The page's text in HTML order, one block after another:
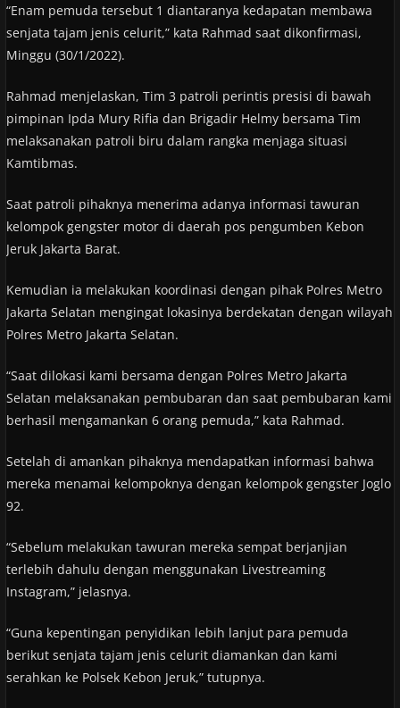
“Enam pemuda tersebut 1 diantaranya kedapatan membawa
senjata tajam jenis celurit,” kata Rahmad saat dikonfirmasi,
Minggu (30/1/2022).
Rahmad menjelaskan, Tim 3 patroli perintis presisi di bawah
pimpinan Ipda Mury Rifia dan Brigadir Helmy bersama Tim
melaksanakan patroli biru dalam rangka menjaga situasi
Kamtibmas.
Saat patroli pihaknya menerima adanya informasi tawuran
kelompok gengster motor di daerah pos pengumben Kebon
Jeruk Jakarta Barat.
Kemudian ia melakukan koordinasi dengan pihak Polres Metro
Jakarta Selatan mengingat lokasinya berdekatan dengan wilayah
Polres Metro Jakarta Selatan.
“Saat dilokasi kami bersama dengan Polres Metro Jakarta
Selatan melaksanakan pembubaran dan saat pembubaran kami
berhasil mengamankan 6 orang pemuda,” kata Rahmad.
Setelah di amankan pihaknya mendapatkan informasi bahwa
mereka menamai kelompoknya dengan kelompok gengster Joglo
92.
“Sebelum melakukan tawuran mereka sempat berjanjian
terlebih dahulu dengan menggunakan Livestreaming
Instagram,” jelasnya.
“Guna kepentingan penyidikan lebih lanjut para pemuda
berikut senjata tajam jenis celurit diamankan dan kami
serahkan ke Polsek Kebon Jeruk,” tutupnya.